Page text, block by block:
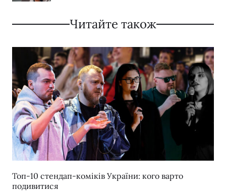
Читайте також
Топ-10 стендап-коміків України: кого варто
подивитися